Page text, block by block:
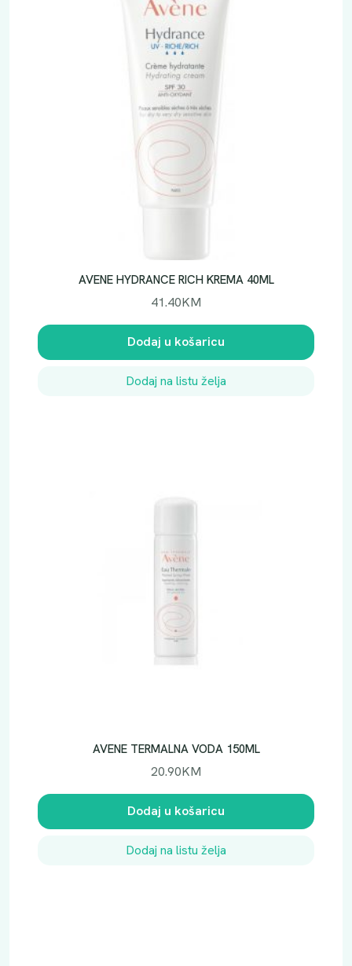
AVENE HYDRANCE RICH KREMA 40ML
41.40KM
Dodaj u košaricu
Dodaj na listu želja
AVENE TERMALNA VODA 150ML
20.90KM
Dodaj u košaricu
Dodaj na listu želja